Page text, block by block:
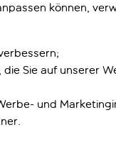
können,
Sie auf unserer
und